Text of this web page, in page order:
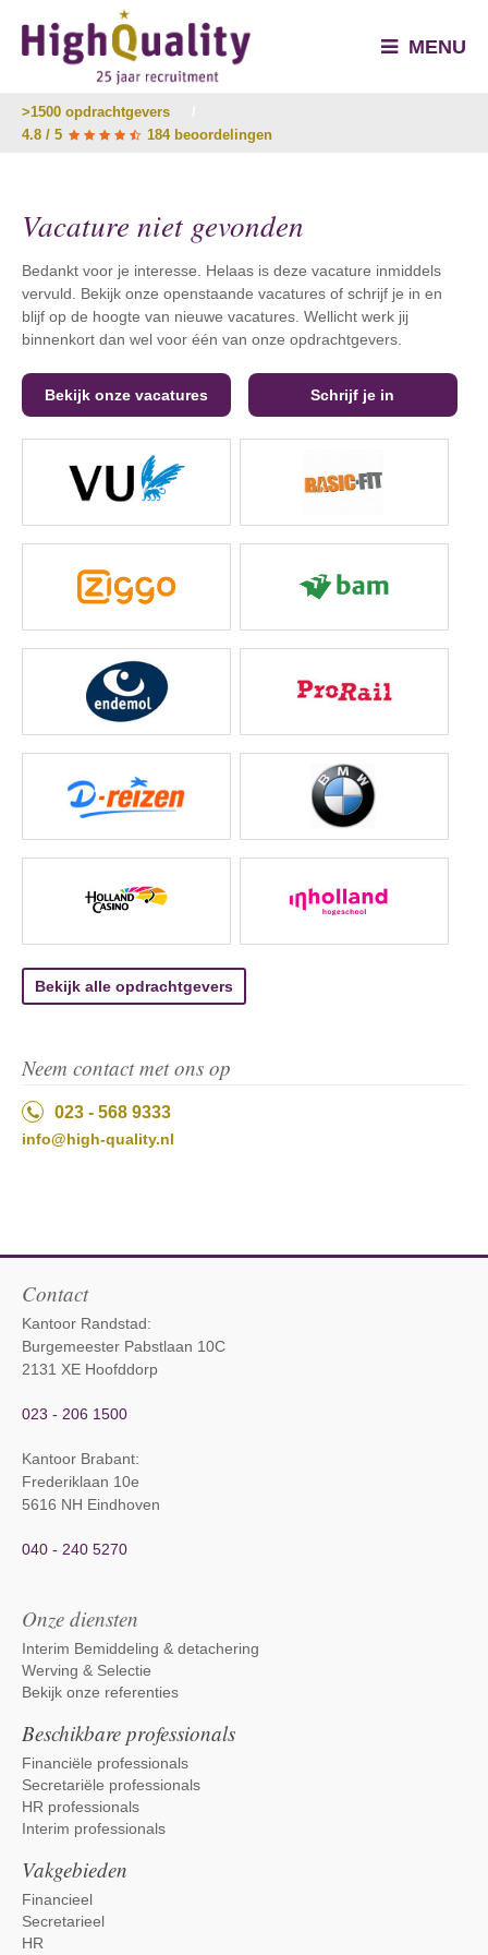
MENU
>1500 opdrachtgevers
4.8 / 5
184 beoordelingen
Vacature niet gevonden
Bedankt voor je interesse. Helaas is deze vacature inmiddels
vervuld. Bekijk onze openstaande vacatures of schrijf je in en
blijf op de hoogte van nieuwe vacatures. Wellicht werk jij
binnenkort dan wel voor één van onze opdrachtgevers.
Bekijk onze vacatures Schrijf je in
Bekijk alle opdrachtgevers
Neem contact met ons op
023 - 568 9333
info@high-quality.nl
Contact
Kantoor Randstad:
Burgemeester Pabstlaan 10C
2131 XE Hoofddorp
023 - 206 1500
Kantoor Brabant:
Frederiklaan 10e
5616 NH Eindhoven
040 - 240 5270
Onze diensten
Interim Bemiddeling & detachering
Werving & Selectie
Bekijk onze referenties
Beschikbare professionals
Financiële professionals
Secretariële professionals
HR professionals
Interim professionals
Vakgebieden
Financieel
Secretarieel
HR